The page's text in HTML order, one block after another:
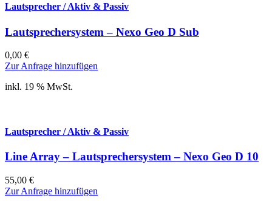
Lautsprecher / Aktiv & Passiv
Lautsprechersystem – Nexo Geo D Sub
0,00 €
Zur Anfrage hinzufügen
inkl. 19 % MwSt.
Lautsprecher / Aktiv & Passiv
Line Array – Lautsprechersystem – Nexo Geo D 10
55,00 €
Zur Anfrage hinzufügen